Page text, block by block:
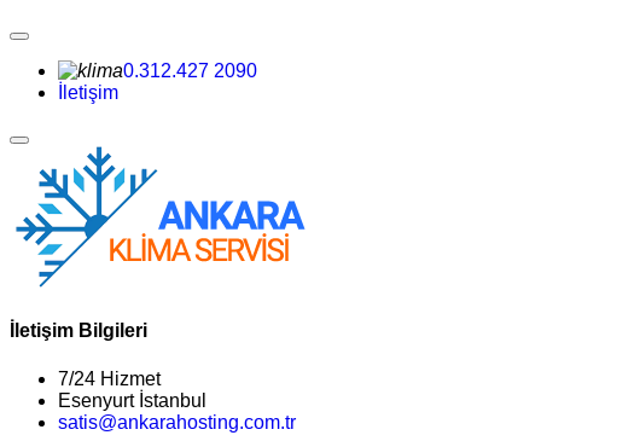
0.312.427 2090
İletişim
İletişim Bilgileri
7/24 Hizmet
Esenyurt İstanbul
satis@ankarahosting.com.tr